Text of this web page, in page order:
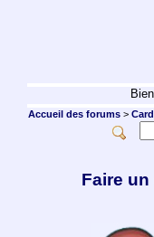
Accueil des forums>
Faire